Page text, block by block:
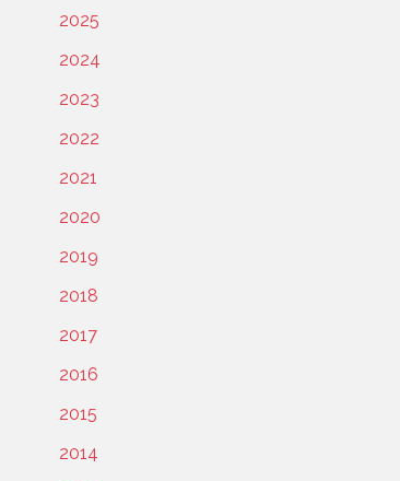
2025
2024
2023
2022
2021
2020
2019
2018
2017
2016
2015
2014